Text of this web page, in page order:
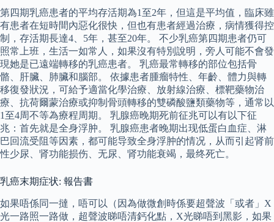
第四期乳癌患者的平均存活期為1至2年，但這是平均值，臨床雖
有患者在短時間內惡化很快，但也有患者經過治療，病情獲得控
制，存活期長達4、5年，甚至20年。 不少乳癌第四期患者仍可
照常上班，生活一如常人，如果沒有特別說明，旁人可能不會發
現她是已遠端轉移的乳癌患者。 乳癌最常轉移的部位包括骨
骼、肝臟、肺臟和腦部。 依據患者腫瘤特性、年齡、體力與轉
移復發狀況，可給予適當化學治療、放射線治療、標靶藥物治
療、抗荷爾蒙治療或抑制骨頭轉移的雙磷酸鹽類藥物等，通常以
1至4周不等為療程周期。 乳腺癌晚期死前征兆可以有以下征
兆：首先就是全身浮肿。 乳腺癌患者晚期出现低蛋白血症、淋
巴回流受阻等因素，都可能导致全身浮肿的情况，从而引起肾前
性少尿、肾功能损伤、无尿、肾功能衰竭，最终死亡。
乳癌末期症状: 報告書
如果唔係同一撻，唔可以（因為做微創時係要超聲波「或者」X
光一路照一路做，超聲波睇唔清鈣化點，X光睇唔到黑影，如果